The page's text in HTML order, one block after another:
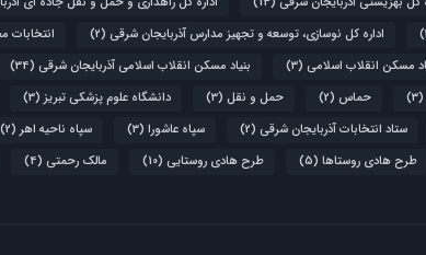
اداره کل نوسازی، توسعه و تجهیز مدارس آذربایجان شرقی (2) انتخابات
مسکن انقلاب اسلامی (3) بنیاد مسکن انقلاب اسلامی آذربایجان شرقی (34)
(3) حماس (2) حمل و نقل (3) دانشگاه علوم پزشکی تبریز (3)
ستاد انتخابات آذربایجان شرقی (2) سپاه عاشورا (3) سپاه ناحیه اهر (2)
طرح هادی روستاها (5) طرح هادی روستایی (10) مالک رحمتی (4)